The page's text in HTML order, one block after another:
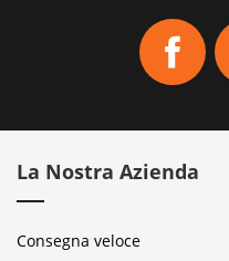
La Nostra Azienda
Consegna veloce